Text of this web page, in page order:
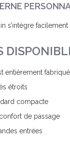
s’intègre
entièrement
étroits
compacte
de passage
entrées